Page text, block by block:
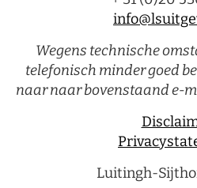
Wegens technische
telefonisch minder goed
naar naar bovenstaand e-
Luitingh-